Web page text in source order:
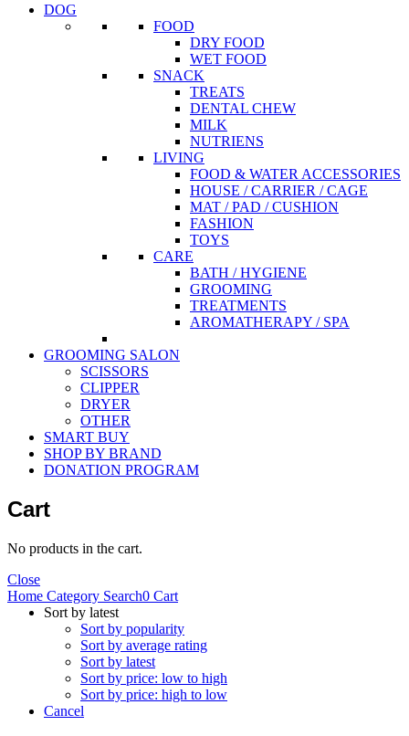
DOG
FOOD
DRY FOOD
WET FOOD
SNACK
TREATS
DENTAL CHEW
MILK
NUTRIENS
LIVING
FOOD & WATER ACCESSORIES
HOUSE / CARRIER / CAGE
MAT / PAD / CUSHION
FASHION
TOYS
CARE
BATH / HYGIENE
GROOMING
TREATMENTS
AROMATHERAPY / SPA
GROOMING SALON
SCISSORS
CLIPPER
DRYER
OTHER
SMART BUY
SHOP BY BRAND
DONATION PROGRAM
Cart
No products in the cart.
Close
Home Category Search0 Cart
Sort by latest
Sort by popularity
Sort by average rating
Sort by latest
Sort by price: low to high
Sort by price: high to low
Cancel